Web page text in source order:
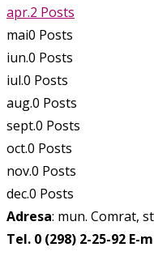
apr.2 Posts
mai0 Posts
iun.0 Posts
iul.0 Posts
aug.0 Posts
sept.0 Posts
oct.0 Posts
nov.0 Posts
dec.0 Posts
Adresa: mun. Comrat,
Tel. 0 (298) 2-25-92 E-